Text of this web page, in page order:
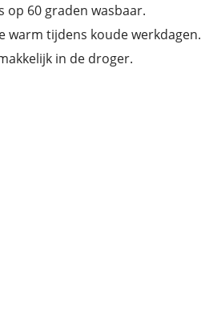
op 60 graden wasbaar.
warm tijdens koude werkdagen.
in de droger.